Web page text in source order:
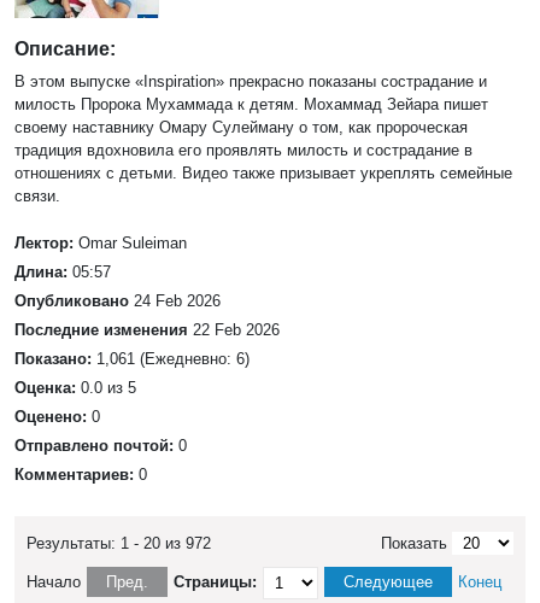
Описание:
В этом выпуске «Inspiration» прекрасно показаны сострадание и
милость Пророка Мухаммада к детям. Мохаммад Зейара пишет
своему наставнику Омару Сулейману о том, как пророческая
традиция вдохновила его проявлять милость и сострадание в
отношениях с детьми. Видео также призывает укреплять семейные
связи.
Лектор: Omar Suleiman
Длина: 05:57
Опубликовано 24 Feb 2026
Последние изменения 22 Feb 2026
Показано: 1,061 (Ежедневно: 6)
Оценка: 0.0 из 5
Оценено: 0
Отправлено почтой: 0
Комментариев: 0
Результаты: 1 - 20 из 972 Показать
Начало Пред. Страницы: Следующее Конец